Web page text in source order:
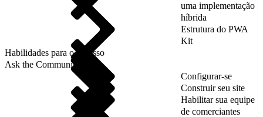
uma implementação
híbrida
Estrutura do PWA
Kit
Habilidades para o sucesso
Ask the Community
Configurar-se
Construir seu site
Habilitar sua equipe
de comerciantes